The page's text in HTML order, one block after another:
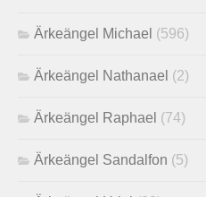
Ärkeängel Michael (596)
Ärkeängel Nathanael (2)
Ärkeängel Raphael (74)
Ärkeängel Sandalfon (5)